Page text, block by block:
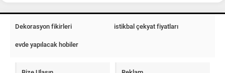
Dekorasyon fikirleri istikbal çekyat fiyatları
evde yapılacak hobiler